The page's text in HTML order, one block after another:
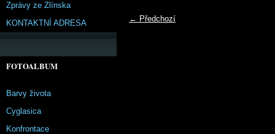
← Předchozí
Zprávy ze Zlínska
KONTAKTNÍ ADRESA
FOTOALBUM
Barvy života
Cyglasica
Konfrontace